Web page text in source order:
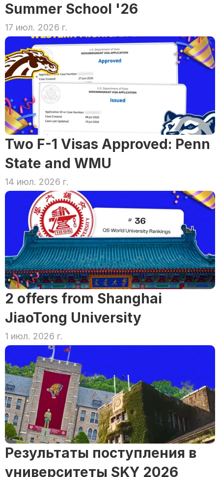
Summer School '26
17 июл. 2026 г.
Two F-1 Visas Approved: Penn
State and WMU
14 июл. 2026 г.
2 offers from Shanghai
JiaoTong University
1 июл. 2026 г.
Результаты поступления в
университеты SKY 2026